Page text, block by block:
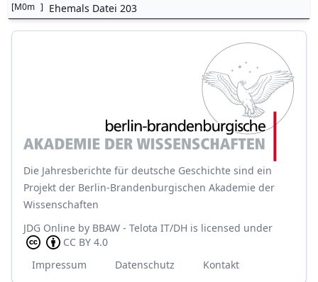
[M0m ] Ehemals Datei 203
Die Jahresberichte für deutsche Geschichte sind ein
Projekt der Berlin-Brandenburgischen Akademie der
Wissenschaften
JDG Online by BBAW - Telota IT/DH is licensed under
CC BY 4.0
Impressum
Datenschutz Kontakt